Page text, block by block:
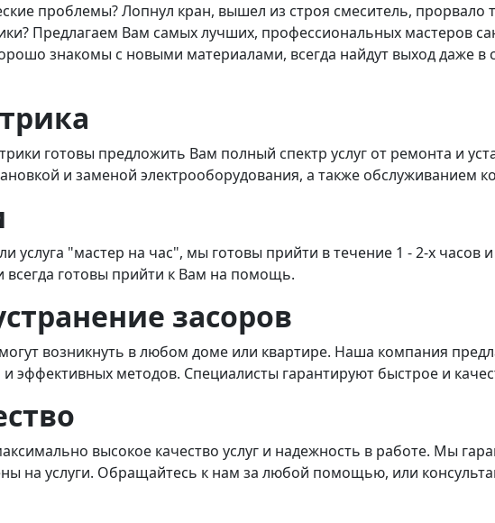
проблемы? Лопнул кран, вышел из строя смеситель, прорвало
Предлагаем Вам cамых лучших, профессиональных мастеров
знакомы с новыми материалами, всегда найдут выход даже в
готовы предложить Вам полный спектр услуг от ремонта и
и заменой электрооборудования, а также обслуживанием
услуга "мастер на час", мы готовы прийти в течение 1 - 2-х
готовы прийти к Вам на помощь.
засоров
возникнуть в любом доме или квартире. Наша компания
эффективных методов. Специалисты гарантируют быстрое и
высокое качество услуг и надежность в работе. Мы
на услуги. Обращайтесь к нам за любой помощью, или